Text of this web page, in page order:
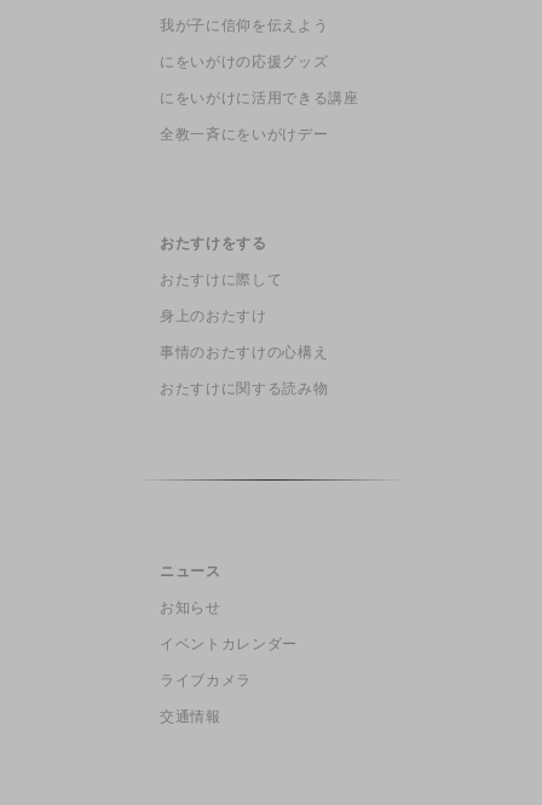
我が子に信仰を伝えよう
にをいがけの応援グッズ
にをいがけに活用できる講座
全教一斉にをいがけデー
おたすけをする
おたすけに際して
身上のおたすけ
事情のおたすけの心構え
おたすけに関する読み物
ニュース
お知らせ
イベントカレンダー
ライブカメラ
交通情報